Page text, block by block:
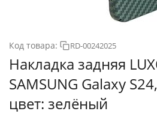
Код товара: RD-00242025
Накладка задняя
SAMSUNG Galaxy
цвет: зелёный